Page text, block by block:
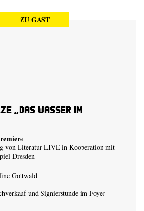
ZU GAST
„Das Wasser im
von Literatur LIVE in Kooperation mit
Dresden
Gottwald
und Signierstunde im Foyer